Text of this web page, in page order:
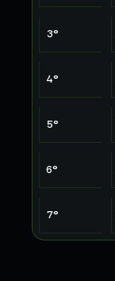
3°
4°
5°
6°
7°